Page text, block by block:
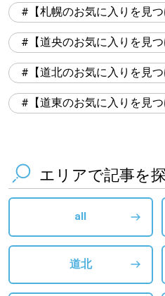
【札幌のお気に入りを見つ
【道央のお気に入りを見つ
【道北のお気に入りを見つ
【道東のお気に入りを見つ
エリアで記事を
all
道北